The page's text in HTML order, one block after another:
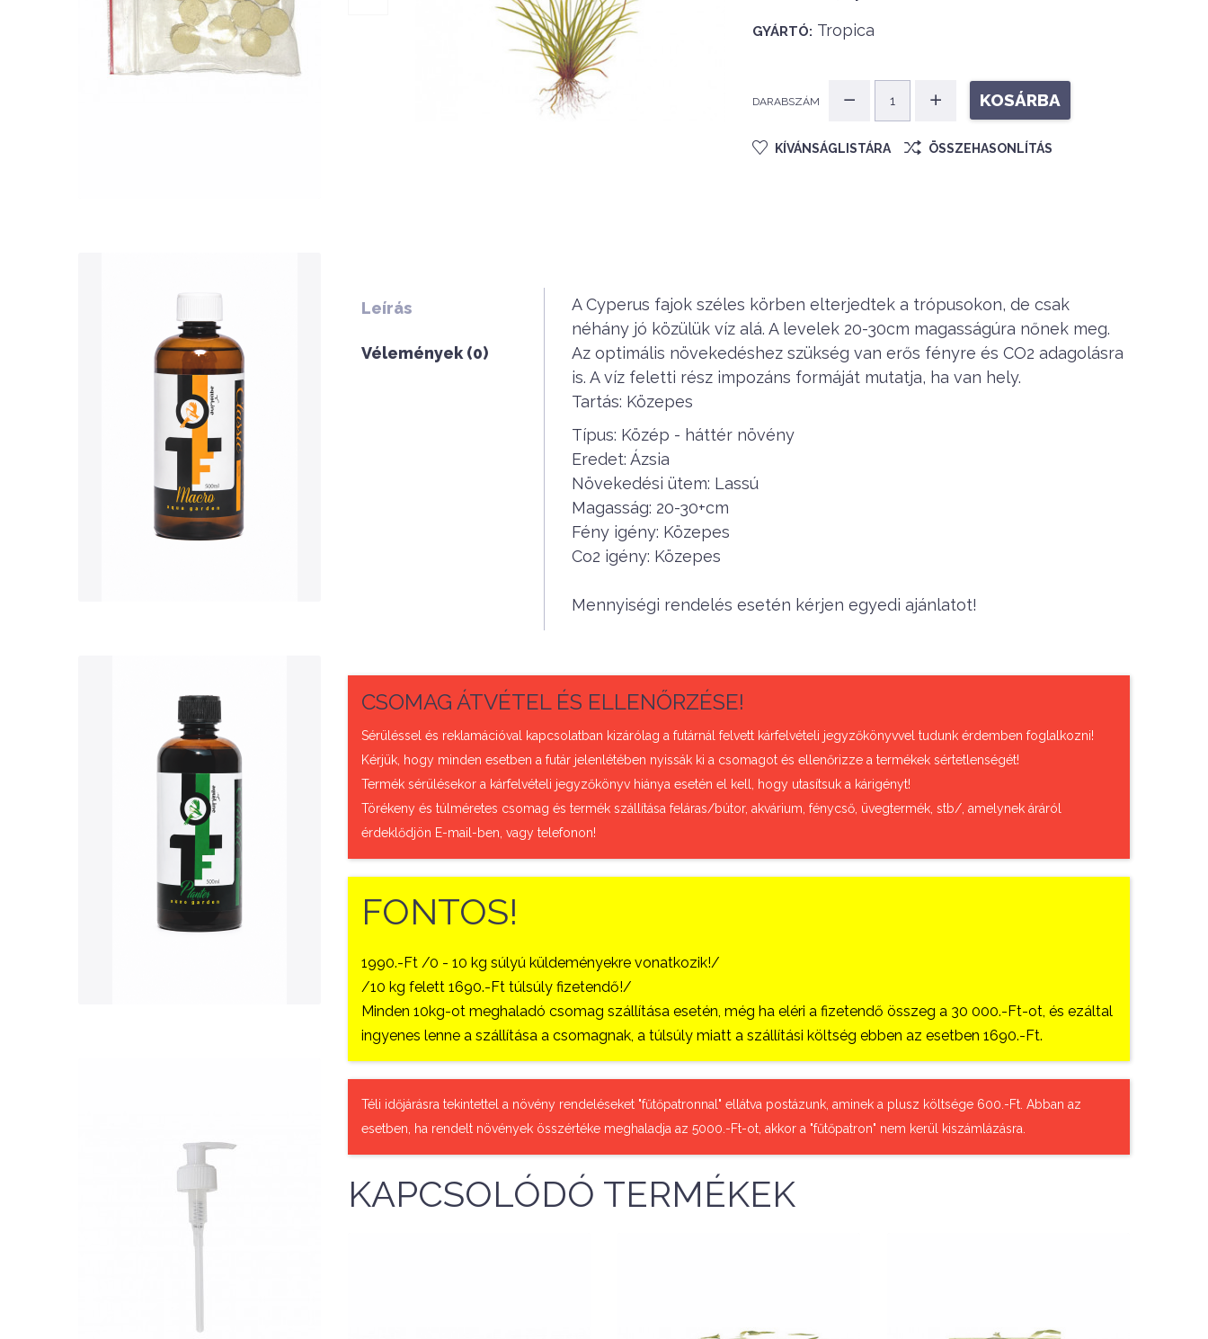
Aquaplant tápanyag
tabletta 10db
Nettó ár: 3,134 Ft
AquaLine TF Macro 500ml
KOSÁRBA
QUICK VIEW
Nettó ár: 3,421 Ft
AquaLine TF Planter
500ml
KOSÁRBA
Nettó ár: 327 Ft
AquaLine folyékony táp
GYÁRTÓ: Tropica
DARABSZÁM KOSÁRBA
KÍVÁNSÁGLISTÁRA ÖSSZEHASONLÍTÁS
Leírás
Vélemények (0)
A Cyperus fajok széles körben elterjedtek a trópusokon, de csak
néhány jó közülük víz alá. A levelek 20-30cm magasságúra nőnek meg.
Az optimális növekedéshez szükség van erős fényre és CO2 adagolásra
is. A víz feletti rész impozáns formáját mutatja, ha van hely.
Tartás: Közepes
Típus: Közép - háttér növény
Eredet: Ázsia
Növekedési ütem: Lassú
Magasság: 20-30+cm
Fény igény: Közepes
Co2 igény: Közepes
Mennyiségi rendelés esetén kérjen egyedi ajánlatot!
CSOMAG ÁTVÉTEL ÉS ELLENŐRZÉSE!
Sérüléssel és reklamációval kapcsolatban kizárólag a futárnál felvett kárfelvételi jegyzőkönyvvel tudunk érdemben foglalkozni!
Kérjük, hogy minden esetben a futár jelenlétében nyissák ki a csomagot és ellenőrizze a termékek sértetlenségét!
Termék sérülésekor a kárfelvételi jegyzőkönyv hiánya esetén el kell, hogy utasítsuk a kárigényt!
Törékeny és túlméretes csomag és termék szállítása feláras/bútor, akvárium, fénycső, üvegtermék, stb/, amelynek áráról
érdeklődjön E-mail-ben, vagy telefonon!
FONTOS!
1990.-Ft /0 - 10 kg súlyú küldeményekre vonatkozik!/
/10 kg felett 1690.-Ft túlsúly fizetendő!/
Minden 10kg-ot meghaladó csomag szállítása esetén, még ha eléri a fizetendő összeg a 30 000.-Ft-ot, és ezáltal
ingyenes lenne a szállítása a csomagnak, a túlsúly miatt a szállítási költség ebben az esetben 1690.-Ft.
Téli időjárásra tekintettel a növény rendeléseket "fűtőpatronnal" ellátva postázunk, aminek a plusz költsége 600.-Ft. Abban az
esetben, ha rendelt növények összértéke meghaladja az 5000.-Ft-ot, akkor a "fűtőpatron" nem kerül kiszámlázásra.
KAPCSOLÓDÓ TERMÉKEK